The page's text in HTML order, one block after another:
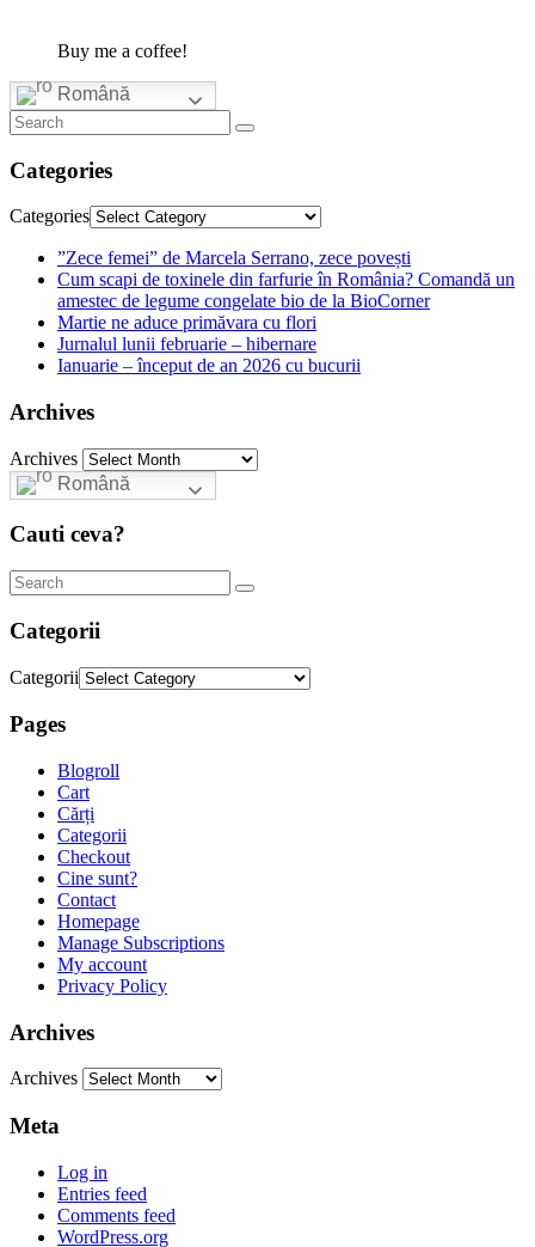
Buy me a coffee!
Română
Categories
Categories
”Zece femei” de Marcela Serrano, zece povești
Cum scapi de toxinele din farfurie în România? Comandă un
amestec de legume congelate bio de la BioCorner
Martie ne aduce primăvara cu flori
Jurnalul lunii februarie – hibernare
Ianuarie – început de an 2026 cu bucurii
Archives
Archives
Română
Cauti ceva?
Categorii
Categorii
Pages
Blogroll
Cart
Cărți
Categorii
Checkout
Cine sunt?
Contact
Homepage
Manage Subscriptions
My account
Privacy Policy
Archives
Archives
Meta
Log in
Entries feed
Comments feed
WordPress.org